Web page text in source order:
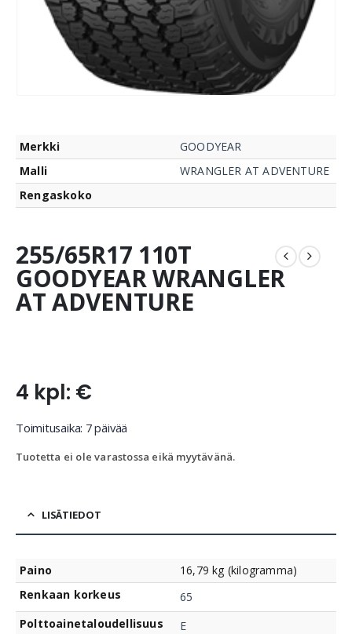
Merkki
GOODYEAR
Malli
WRANGLER AT ADVENTURE
Rengaskoko
255/65R17 110T
GOODYEAR WRANGLER
AT ADVENTURE
4 kpl: €
Toimitusaika: 7 päivää
Tuotetta ei ole varastossa eikä myytävänä.
LISÄTIEDOT
Paino
16,79 kg (kilogramma)
Renkaan korkeus
65
Polttoainetaloudellisuus
E